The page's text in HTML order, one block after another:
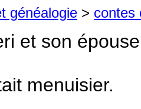
généalogie > contes
et son
menuisier.